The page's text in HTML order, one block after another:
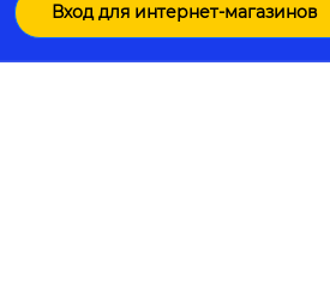
Вход для интернет-магазинов